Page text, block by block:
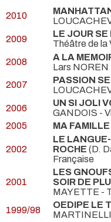
2010
2009
LE JOUR SE
Théâtre de la
2008
A LA
Lars NOREN
2007
PASSION
2006
UN SI JOLI
GANDOIS -
2005
MA FAMILLE
2002
LE
ROCHE (D.
Française
2001
LES
SOIR DE
MAYETTE -
1999/98
OEDIPE LE
MARTINELLI